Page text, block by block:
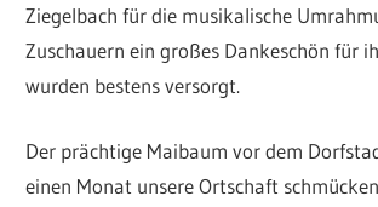
Ziegelbach für die musikalische
Zuschauern ein großes Dankeschön für
wurden bestens versorgt.
Der prächtige Maibaum vor dem
einen Monat unsere Ortschaft